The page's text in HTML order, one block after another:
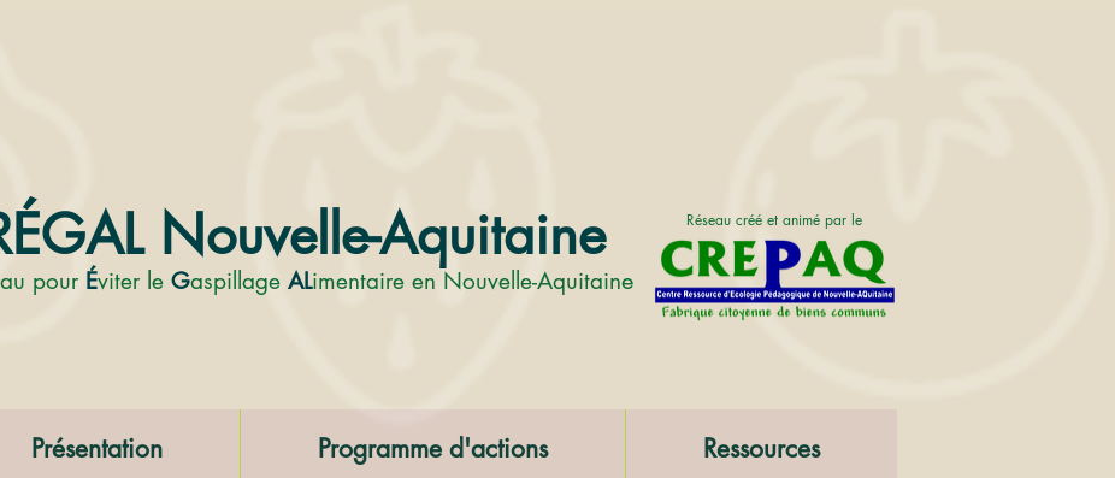
Réseau créé et animé par le
Nouvelle-Aquitaine
pour Éviter le Gaspillage ALimentaire en Nouvelle-Aquitaine
Présentation Programme d'actions Ressources